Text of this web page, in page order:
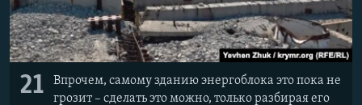
21
Впрочем, самому зданию энергоблока это пока не
грозит – сделать это можно, только разбирая его